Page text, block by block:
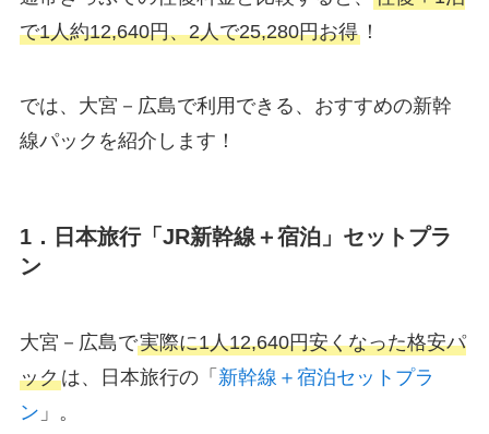
で1人約12,640円、2人で25,280円お得！
では、大宮－広島で利用できる、おすすめの新幹
線パックを紹介します！
1．日本旅行「JR新幹線＋宿泊」セットプラ
ン
大宮－広島で実際に1人12,640円安くなった格安パ
ックは、日本旅行の「 新幹線＋宿泊セットプラ
ン 」。